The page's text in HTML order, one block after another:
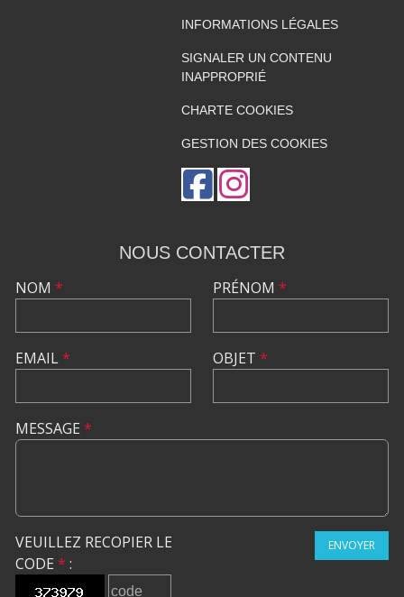
INFORMATIONS LÉGALES
SIGNALER UN CONTENU
INAPPROPRIÉ
CHARTE COOKIES
GESTION DES COOKIES
NOUS CONTACTER
NOM *
EMAIL*
PRÉNOM *
OBJET *
MESSAGE *
VEUILLEZ RECOPIER LE
CODE * :
ENVOYER